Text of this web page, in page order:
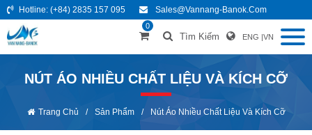
Hotline: (+84) 2835 157 095 Sales@vannang-Banok.com
0
Tìm Kiếm ENG |VN
NÚT ÁO NHIỀU CHẤT LIỆU VÀ KÍCH CỠ
Trang Chủ / Sản Phẩm / Nút Áo Nhiều Chất Liệu Và Kích Cỡ